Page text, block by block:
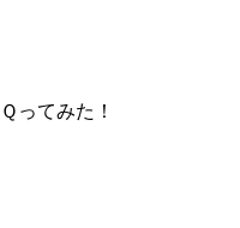
ってみた！